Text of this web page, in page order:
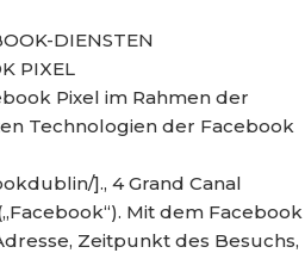
DIENSTEN
PIXEL
Pixel im Rahmen der
Technologien der Facebook
]., 4 Grand Canal
Mit dem Facebook
Zeitpunkt des Besuchs,